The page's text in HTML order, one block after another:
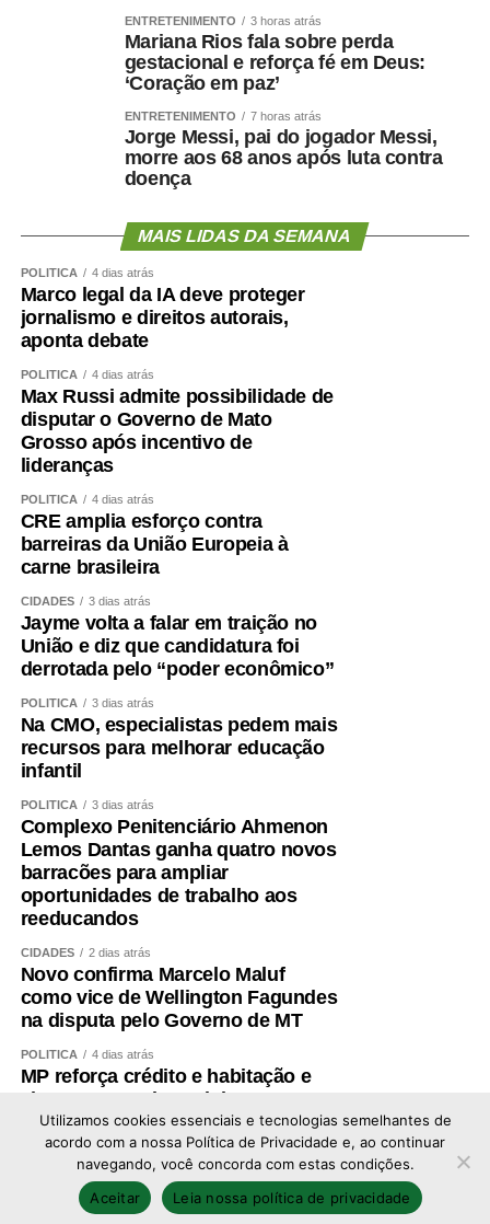
ENTRETENIMENTO 3 horas atrás
Mariana Rios fala sobre perda
gestacional e reforça fé em Deus:
‘Coração em paz’
ENTRETENIMENTO 7 horas atrás
Jorge Messi, pai do jogador Messi,
morre aos 68 anos após luta contra
doença
MAIS LIDAS DA SEMANA
POLÍTICA 4 dias atrás
Marco legal da IA deve proteger
jornalismo e direitos autorais,
aponta debate
POLÍTICA 4 dias atrás
Max Russi admite possibilidade de
disputar o Governo de Mato
Grosso após incentivo de
lideranças
POLÍTICA 4 dias atrás
CRE amplia esforço contra
barreiras da União Europeia à
carne brasileira
CIDADES 3 dias atrás
Jayme volta a falar em traição no
União e diz que candidatura foi
derrotada pelo “poder econômico”
POLÍTICA 3 dias atrás
Na CMO, especialistas pedem mais
recursos para melhorar educação
infantil
POLÍTICA 3 dias atrás
Complexo Penitenciário Ahmenon
Lemos Dantas ganha quatro novos
barracões para ampliar
oportunidades de trabalho aos
reeducandos
CIDADES 2 dias atrás
Novo confirma Marcelo Maluf
como vice de Wellington Fagundes
na disputa pelo Governo de MT
POLÍTICA 4 dias atrás
MP reforça crédito e habitação e
altera Desenrola e Minha Casa,
Minha Vida
Copyright © 2026 - Todos os direitos reservados ao
portal Afolhanews
Utilizamos cookies essenciais e tecnologias semelhantes de
acordo com a nossa Política de Privacidade e, ao continuar
navegando, você concorda com estas condições.
Aceitar
Leia nossa política de privacidade